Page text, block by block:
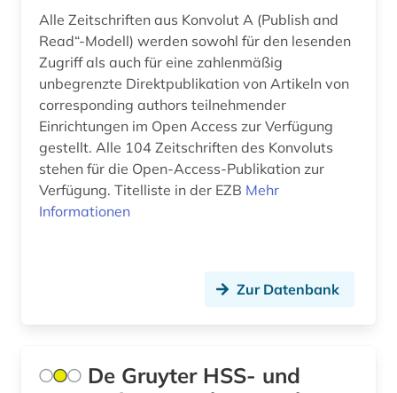
Alle Zeitschriften aus Konvolut A (Publish and
Read“-Modell) werden sowohl für den lesenden
Zugriff als auch für eine zahlenmäßig
unbegrenzte Direktpublikation von Artikeln von
corresponding authors teilnehmender
Einrichtungen im Open Access zur Verfügung
gestellt. Alle 104 Zeitschriften des Konvoluts
stehen für die Open-Access-Publikation zur
Verfügung. Titelliste in der EZB Mehr
Informationen
Zur Datenbank
De Gruyter HSS- und